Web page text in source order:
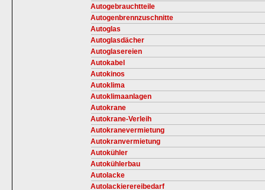
Autogebrauchtteile
Autogenbrennzuschnitte
Autoglas
Autoglasdächer
Autoglasereien
Autokabel
Autokinos
Autoklima
Autoklimaanlagen
Autokrane
Autokrane-Verleih
Autokranevermietung
Autokranvermietung
Autokühler
Autokühlerbau
Autolacke
Autolackierereibedarf